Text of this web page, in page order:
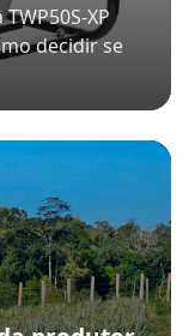
XP
decidir se